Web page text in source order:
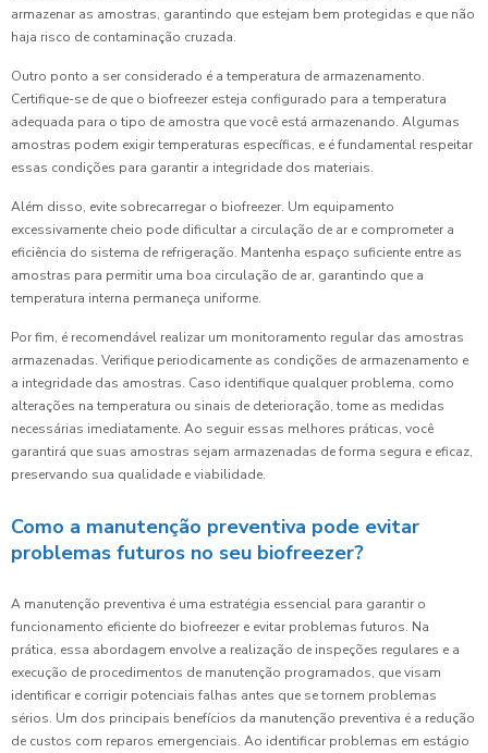
armazenar as amostras, garantindo que estejam bem protegidas e que não
haja risco de contaminação cruzada.
Outro ponto a ser considerado é a temperatura de armazenamento.
Certifique-se de que o biofreezer esteja configurado para a temperatura
adequada para o tipo de amostra que você está armazenando. Algumas
amostras podem exigir temperaturas específicas, e é fundamental respeitar
essas condições para garantir a integridade dos materiais.
Além disso, evite sobrecarregar o biofreezer. Um equipamento
excessivamente cheio pode dificultar a circulação de ar e comprometer a
eficiência do sistema de refrigeração. Mantenha espaço suficiente entre as
amostras para permitir uma boa circulação de ar, garantindo que a
temperatura interna permaneça uniforme.
Por fim, é recomendável realizar um monitoramento regular das amostras
armazenadas. Verifique periodicamente as condições de armazenamento e
a integridade das amostras. Caso identifique qualquer problema, como
alterações na temperatura ou sinais de deterioração, tome as medidas
necessárias imediatamente. Ao seguir essas melhores práticas, você
garantirá que suas amostras sejam armazenadas de forma segura e eficaz,
preservando sua qualidade e viabilidade.
Como a manutenção preventiva pode evitar
problemas futuros no seu biofreezer?
A manutenção preventiva é uma estratégia essencial para garantir o
funcionamento eficiente do biofreezer e evitar problemas futuros. Na
prática, essa abordagem envolve a realização de inspeções regulares e a
execução de procedimentos de manutenção programados, que visam
identificar e corrigir potenciais falhas antes que se tornem problemas
sérios. Um dos principais benefícios da manutenção preventiva é a redução
de custos com reparos emergenciais. Ao identificar problemas em estágio